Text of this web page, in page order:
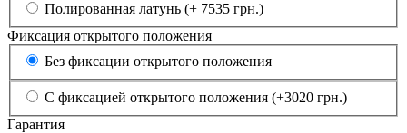
Полированная латунь (+ 7535 грн.)
Фиксация открытого положения
Без фиксации открытого положения
С фиксацией открытого положения (+3020 грн.)
Гарантия